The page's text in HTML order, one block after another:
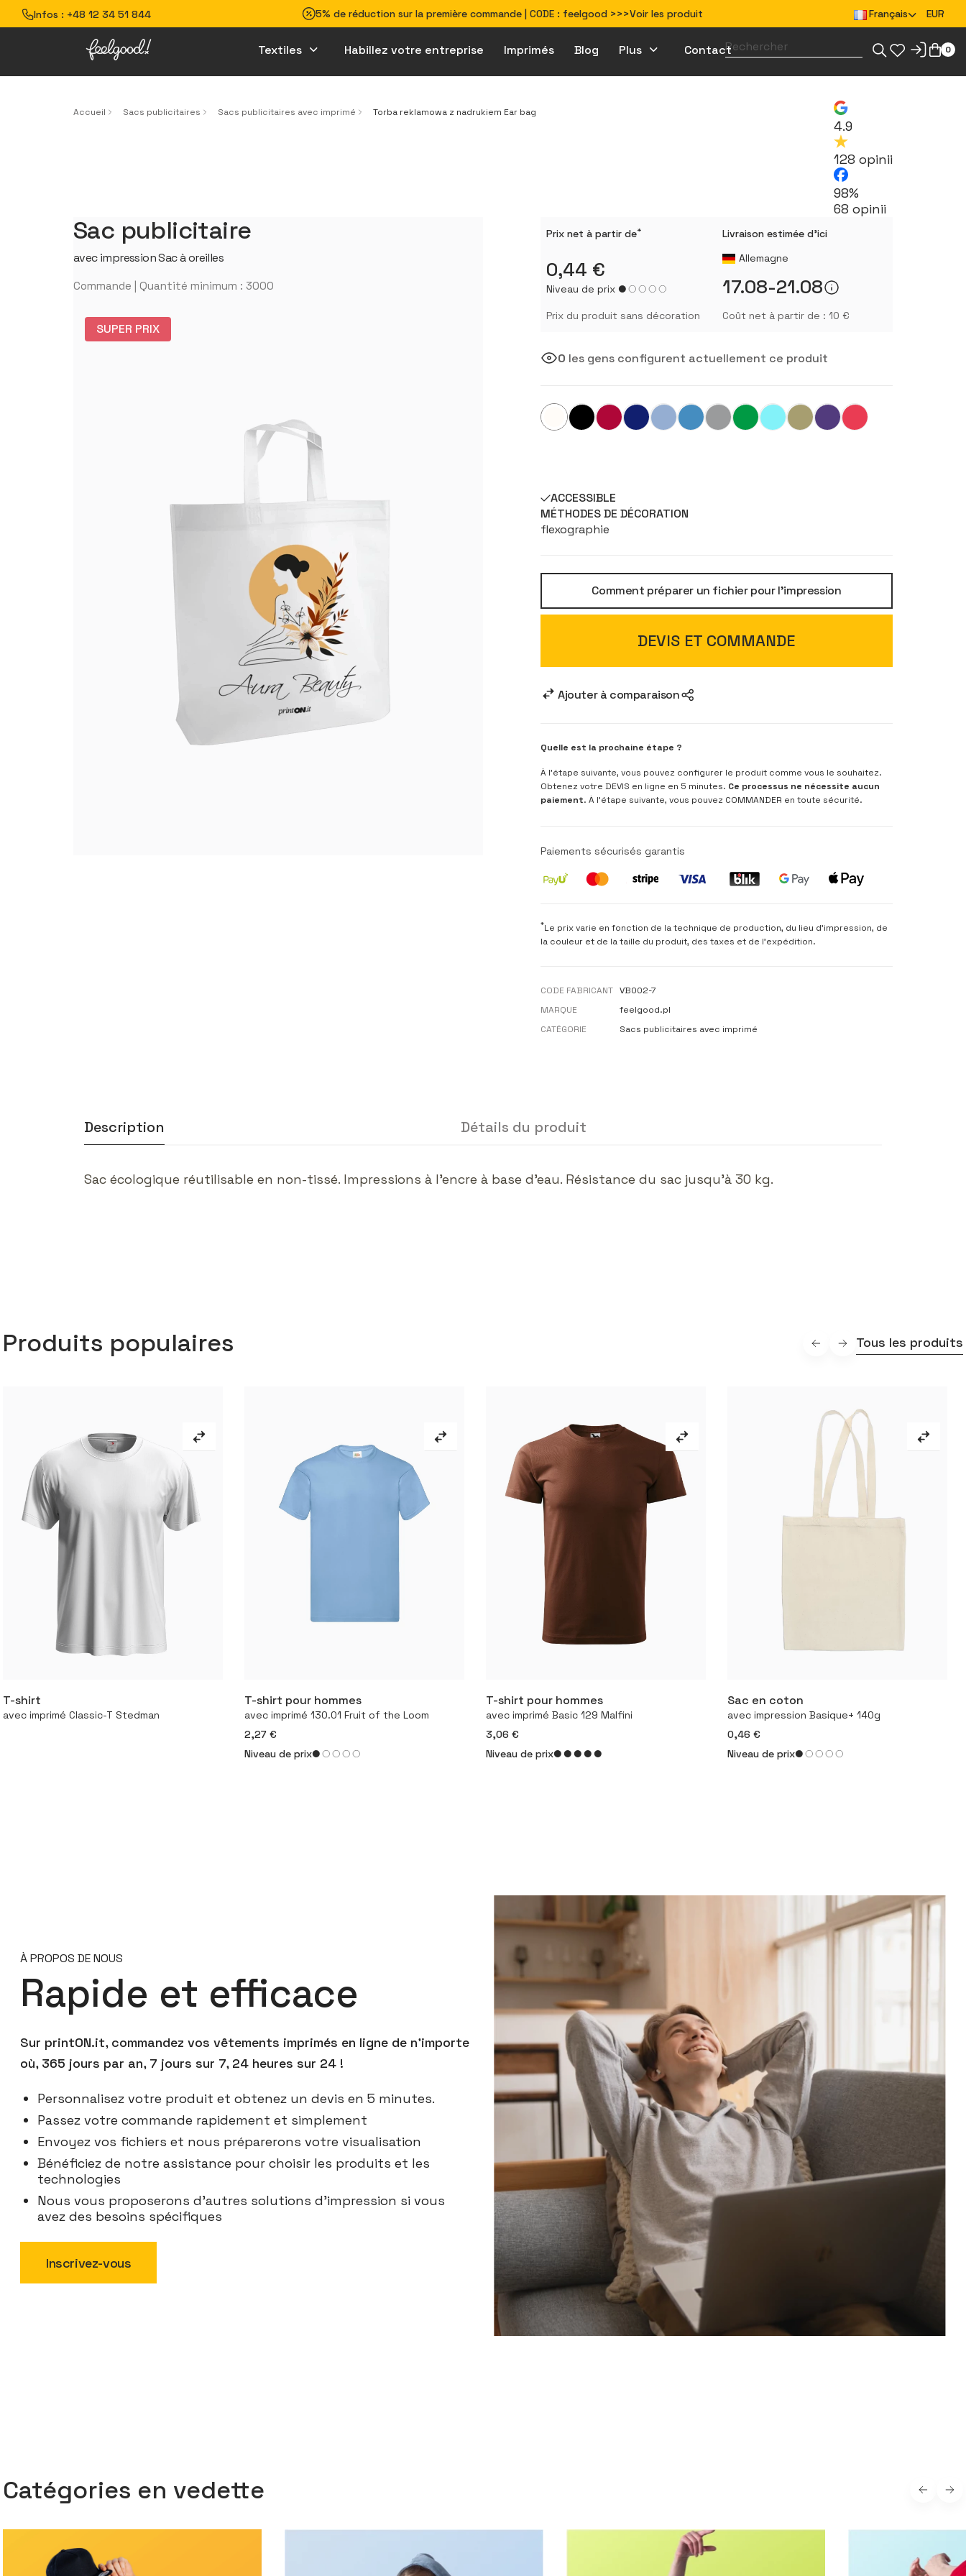
Infos : +48 12 34 51 844 5% de réduction sur la première commande | CODE : feelgood >>>Voir les produit Français EUR
Textiles Habillez votre entreprise Imprimés Blog Plus Contact 0
Accueil Sacs publicitaires Sacs publicitaires avec imprimé Torba reklamowa z nadrukiem Ear bag
4.9
128 opinii
98%
68 opinii
Sac publicitaire
avec impression Sac à oreilles
Commande | Quantité minimum : 3000
SUPER PRIX
Prix ​​net à partir de*
0,44 €
Niveau de prix
Prix ​​du produit sans décoration
Livraison estimée d'ici
Allemagne
17.08-21.08
Coût net à partir de : 10 €
0 les gens configurent actuellement ce produit
ACCESSIBLE
MÉTHODES DE DÉCORATION
flexographie
Comment préparer un fichier pour l'impression
DEVIS ET COMMANDE
Ajouter à comparaison
Quelle est la prochaine étape ?
À l’étape suivante, vous pouvez configurer le produit comme vous le souhaitez.
Obtenez votre DEVIS en ligne en 5 minutes. Ce processus ne nécessite aucun
paiement. À l’étape suivante, vous pouvez COMMANDER en toute sécurité.
Paiements sécurisés garantis
*Le prix varie en fonction de la technique de production, du lieu d'impression, de
la couleur et de la taille du produit, des taxes et de l'expédition.
CODE FABRICANT VB002-7
MARQUE
feelgood.pl
CATÉGORIE
Sacs publicitaires avec imprimé
Description Détails du produit
Sac écologique réutilisable en non-tissé. Impressions à l'encre à base d'eau. Résistance du sac jusqu'à 30 kg.
Produits populaires Tous les produits
T-shirt
avec imprimé Classic-T Stedman
Configurer le produit
T-shirt pour hommes
avec imprimé 130.01 Fruit of the Loom
2,27 €
Niveau de prix
Configurer le produit
T-shirt pour hommes
avec imprimé Basic 129 Malfini
3,06 €
Niveau de prix
Configurer le produit
Sac en coton
avec impression Basique+ 140g
0,46 €
Niveau de prix
À PROPOS DE NOUS
Rapide et efficace
Sur printON.it, commandez vos vêtements imprimés en ligne de n'importe
où, 365 jours par an, 7 jours sur 7, 24 heures sur 24 !
Personnalisez votre produit et obtenez un devis en 5 minutes.
Passez votre commande rapidement et simplement
Envoyez vos fichiers et nous préparerons votre visualisation
Bénéficiez de notre assistance pour choisir les produits et les
technologies
Nous vous proposerons d'autres solutions d'impression si vous
avez des besoins spécifiques
Inscrivez-vous
Catégories en vedette